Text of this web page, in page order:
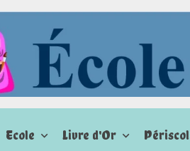
Ecole Livre d'Or